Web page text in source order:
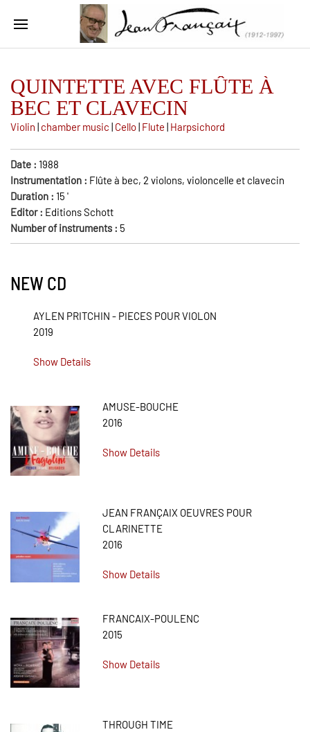
QUINTETTE AVEC FLÛTE À
BEC ET CLAVECIN
Violin | chamber music | Cello| Flute | Harpsichord
Date : 1988
Instrumentation : Flûte à bec, 2 violons, violoncelle et clavecin
Duration : 15 '
Editor : Editions Schott
Number of instruments : 5
NEW CD
AYLEN PRITCHIN - PIECES POUR VIOLON
2019
Show Details
AMUSE-BOUCHE
2016
Show Details
JEAN FRANÇAIX OEUVRES POUR
CLARINETTE
2016
Show Details
FRANCAIX-POULENC
2015
Show Details
THROUGH TIME